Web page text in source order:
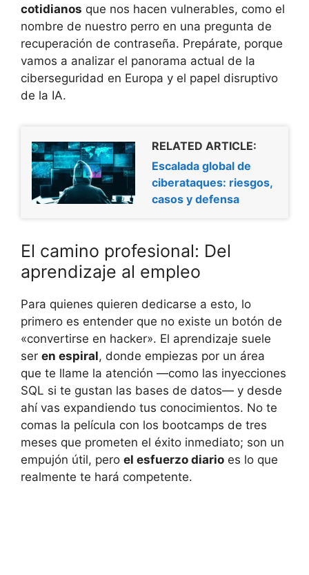
cotidianos que nos hacen vulnerables, como el
nombre de nuestro perro en una pregunta de
recuperación de contraseña. Prepárate, porque
vamos a analizar el panorama actual de la
ciberseguridad en Europa y el papel disruptivo
de la IA.
RELATED ARTICLE:
Escalada global de
ciberataques: riesgos,
casos y defensa
El camino profesional: Del
aprendizaje al empleo
Para quienes quieren dedicarse a esto, lo
primero es entender que no existe un botón de
«convertirse en hacker». El aprendizaje suele
ser en espiral, donde empiezas por un área
que te llame la atención —como las inyecciones
SQL si te gustan las bases de datos— y desde
ahí vas expandiendo tus conocimientos. No te
comas la película con los bootcamps de tres
meses que prometen el éxito inmediato; son un
empujón útil, pero el esfuerzo diario es lo que
realmente te hará competente.